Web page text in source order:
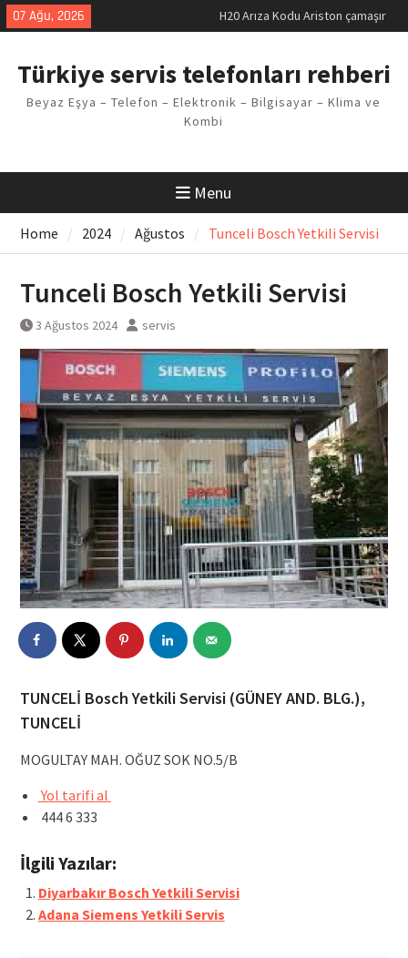
Skip
to
07 Ağu, 2026
H20 Arıza Kodu Ariston çamaşır
makinesi Sorunu
Arçelik buzdolabı F5 Hatası
Vaillant çamaşır makinesi E03
Arıza Kodu
Türkiye servis telefonları rehberi
Beyaz Eşya – Telefon – Elektronik – Bilgisayar – Klima ve
Kombi
Menu
Home 2024 Ağustos Tunceli Bosch Yetkili Servisi
Tunceli Bosch Yetkili Servisi
3 Ağustos 2024 servis
TUNCELİ Bosch Yetkili Servisi (GÜNEY AND. BLG.),
TUNCELİ
MOGULTAY MAH. OĞUZ SOK NO.5/B
Yol tarifi al
444 6 333
İlgili Yazılar:
Diyarbakır Bosch Yetkili Servisi
Adana Siemens Yetkili Servis